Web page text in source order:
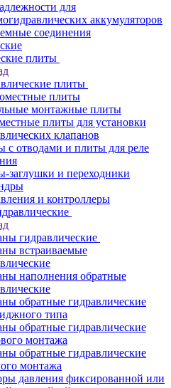
для
аккумуляторов
соединения
плиты
плиты
плиты
монтажные плиты
плиты для установки
клапанов
с отводами и плиты для реле
заглушки и переходники
и контроллеры
гидравлические
встраиваемые
наполнения обратные
обратные гидравлические
типа
обратные гидравлические
монтажа
обратные гидравлические
монтажа
давления фиксированной или